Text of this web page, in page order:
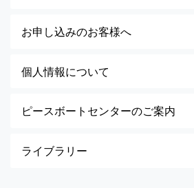
お申し込みのお客様へ
個人情報について
ピースボートセンターのご案内
ライブラリー